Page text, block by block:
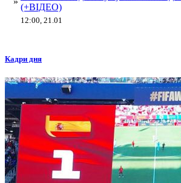
(+ВІДЕО)
12:00, 21.01
Кадри дня